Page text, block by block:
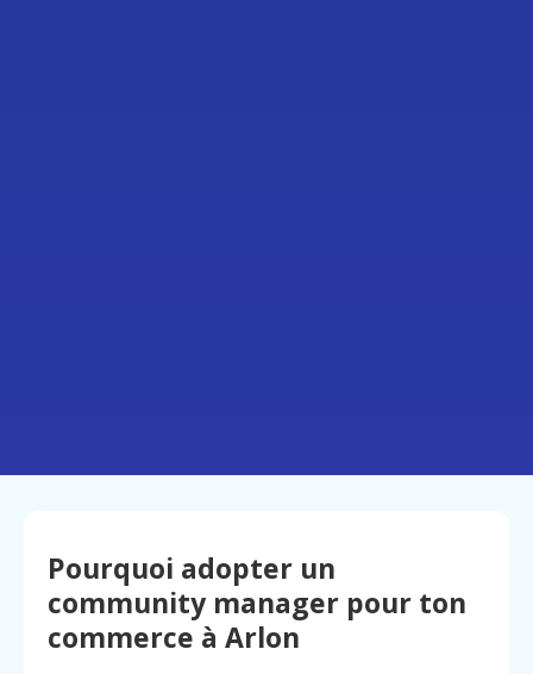
Pourquoi adopter un
community manager pour ton
commerce à Arlon